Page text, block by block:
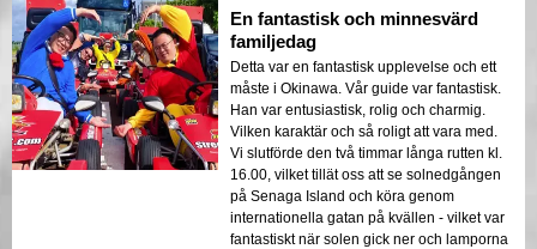
En fantastisk och minnesvärd
familjedag
Detta var en fantastisk upplevelse och ett
måste i Okinawa. Vår guide var fantastisk.
Han var entusiastisk, rolig och charmig.
Vilken karaktär och så roligt att vara med.
Vi slutförde den två timmar långa rutten kl.
16.00, vilket tillät oss att se solnedgången
på Senaga Island och köra genom
internationella gatan på kvällen - vilket var
fantastiskt när solen gick ner och lamporna